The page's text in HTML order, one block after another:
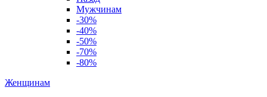
Мужчинам
-30%
-40%
-50%
-70%
-80%
Женщинам